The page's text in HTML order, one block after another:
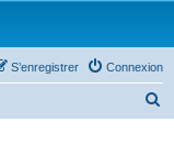
Connexion
S’enregistrer